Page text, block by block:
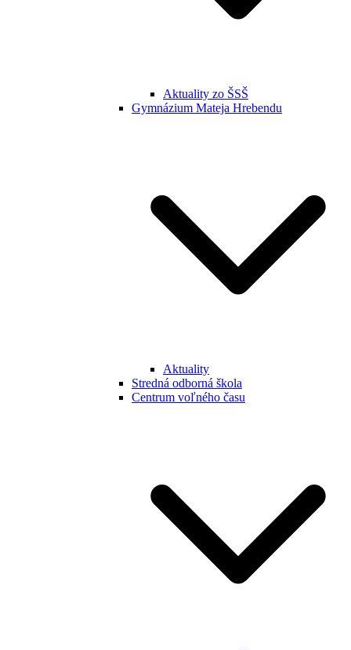
Aktuality zo ŠSŠ
Gymnázium Mateja Hrebendu
Aktuality
Stredná odborná škola
Centrum voľného času